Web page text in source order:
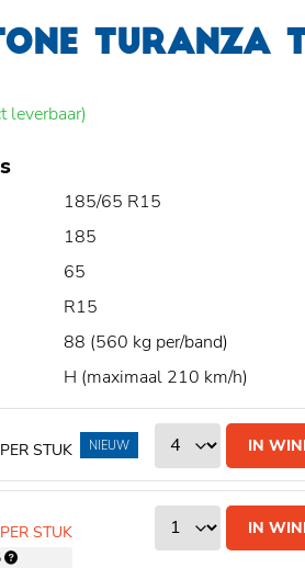
leverbaar)
185/65 R15
185
65
R15
88 (560 kg per/band)
H (maximaal 210 km/h)
PER STUK IN
NIEUW
PER STUK IN